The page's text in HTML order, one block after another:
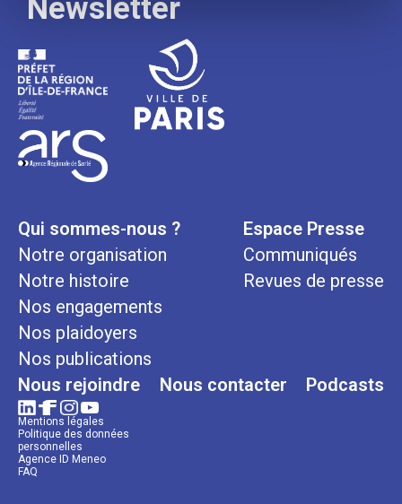
Newsletter
Qui sommes-nous ?
Notre organisation
Notre histoire
Nos engagements
Nos plaidoyers
Nos publications
Espace Presse
Communiqués
Revues de presse
Nous rejoindre Nous contacter Podcasts
Mentions légales
Politique des données
personnelles
Agence ID Meneo
FAQ